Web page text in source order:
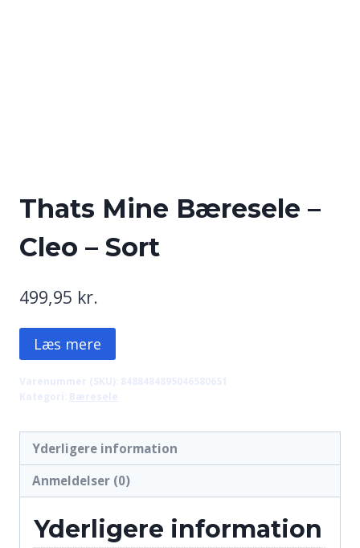
Thats Mine Bæresele –
Cleo – Sort
499,95 kr.
Læs mere
Varenummer (SKU): 8488484895046580651
Kategori: Bæresele
Yderligere information
Anmeldelser (0)
Yderligere information